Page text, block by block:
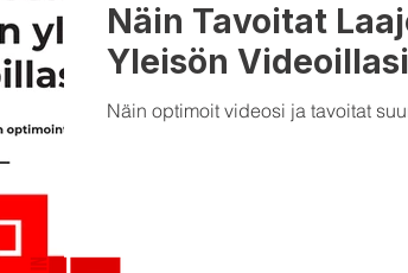
Näin Tavoitat
Yleisön Videoillasi
Näin optimoit videosi ja tavoitat